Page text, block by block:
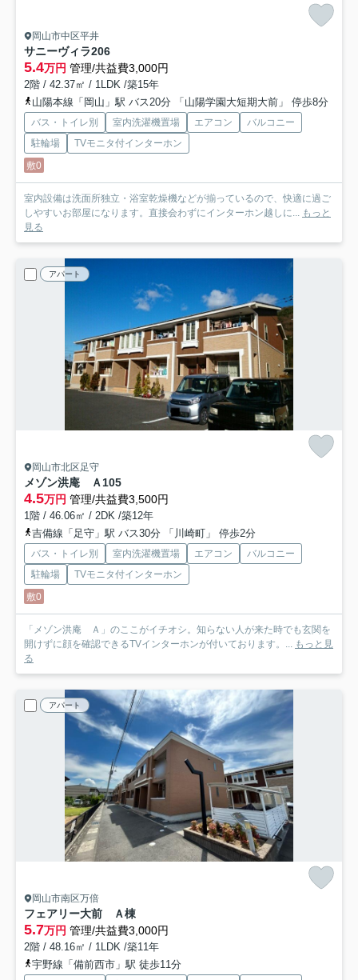
岡山市中区平井
サニーヴィラ206
5.4万円 管理/共益費3,000円
2階 / 42.37㎡ / 1LDK /築15年
山陽本線「岡山」駅 バス20分 「山陽学園大短期大前」 停歩8分
バス・トイレ別 室内洗濯機置場 エアコン
バルコニー
駐輪場
TVモニタ付インターホン
敷0
室内設備は洗面所独立・浴室乾燥機などが揃っているので、快適に過ご
しやすいお部屋になります。直接会わずにインターホン越しに...
もっと
見る
アパート
岡山市北区足守
メゾン洪庵 Ａ 105
4.5万円 管理/共益費3,500円
1階 / 46.06㎡ / 2DK /築12年
吉備線「足守」駅 バス30分 「川崎町」 停歩2分
バス・トイレ別 室内洗濯機置場 エアコン
バルコニー
駐輪場
TVモニタ付インターホン
敷0
「メゾン洪庵 Ａ」のここがイチオシ。知らない人が来た時でも玄関を
開けずに顔を確認できるTVインターホンが付いております。...
もっと見
る
アパート
岡山市南区万倍
フェアリー大前 Ａ棟
5.7万円 管理/共益費3,000円
2階 / 48.16㎡ / 1LDK /築11年
宇野線「備前西市」駅 徒歩11分